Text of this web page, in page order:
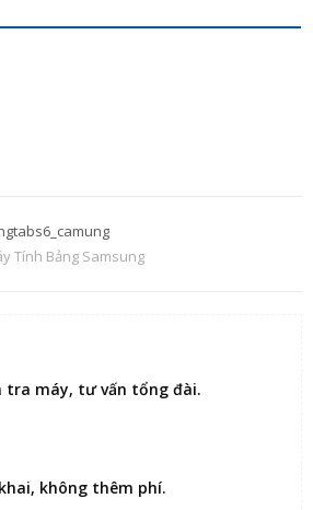
Tính Bảng Samsung
tra máy, tư vấn tổng đài.
không thêm phí.